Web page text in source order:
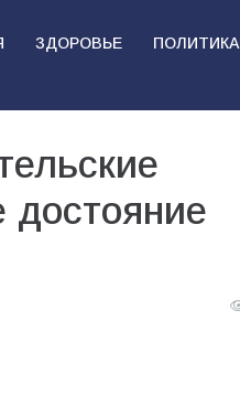
ЗДОРОВЬЕ ПОЛИТИКА
достояние